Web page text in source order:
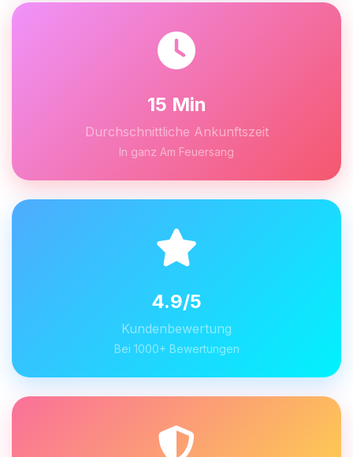
15 Min
Durchschnittliche Ankunftszeit
In ganz Am Feuersang
4.9/5
Kundenbewertung
Bei 1000+ Bewertungen